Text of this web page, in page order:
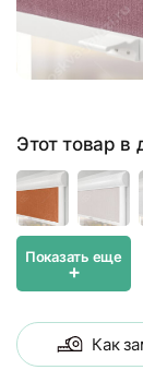
Этот товар в
Показать еще
+
Как